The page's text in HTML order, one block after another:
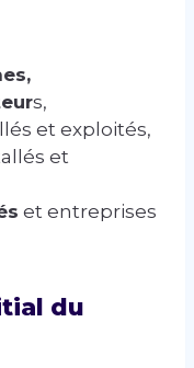
s,
et exploités,
et
et entreprises
du